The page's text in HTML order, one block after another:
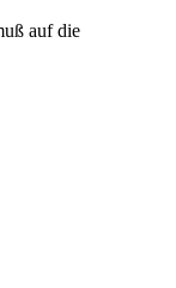
auf die